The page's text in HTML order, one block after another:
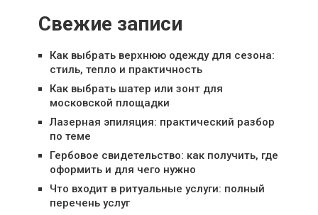
Свежие записи
Как выбрать верхнюю одежду для сезона:
стиль, тепло и практичность
Как выбрать шатер или зонт для
московской площадки
Лазерная эпиляция: практический разбор
по теме
Гербовое свидетельство: как получить, где
оформить и для чего нужно
Что входит в ритуальные услуги: полный
перечень услуг